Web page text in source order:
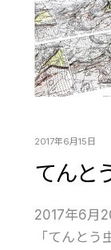
2017年6月15日
てん
2017年6月
「てんと